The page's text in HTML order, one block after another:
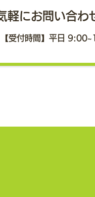
スマートウエルネスコミ
研究フォーラムが主催する
回旧軽井沢フォーラ
える」をテーマに、企
軽にお問い合わ
【受付時間】平日